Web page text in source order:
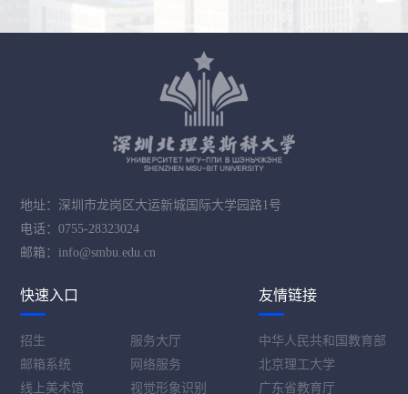
地址：深圳市龙岗区大运新城国际大学园路1号
电话：0755-28323024
邮箱：info@smbu.edu.cn
快速入口
招生
服务大厅
邮箱系统
网络服务
线上美术馆
视觉形象识别
友情链接
中华人民共和国教育部
北京理工大学
广东省教育厅